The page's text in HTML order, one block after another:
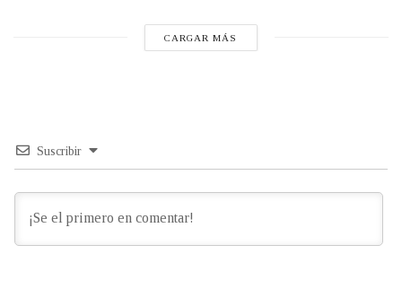
CARGAR MÁS
Suscribir